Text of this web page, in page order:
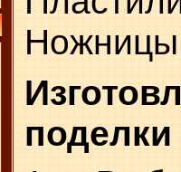
поделки